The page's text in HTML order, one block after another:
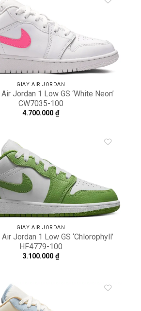
GIÀY AIR JORDAN
Jordan 1 Low GS ‘White Neon’
CW7035-100
4.700.000₫
GIÀY AIR JORDAN
Jordan 1 Low GS ‘Chlorophyll’
HF4779-100
3.100.000₫